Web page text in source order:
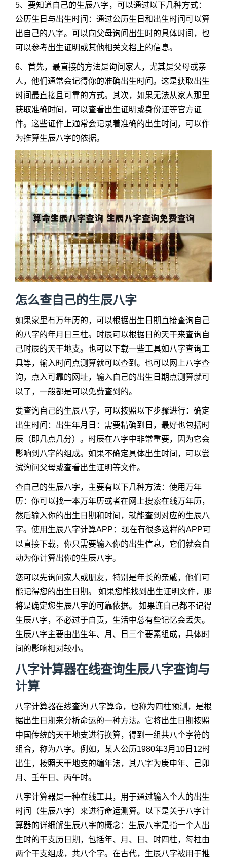
5、要知道自己的生辰八字，可以通过以下几种方式：
公历生日与出生时间：通过公历生日和出生时间可以算
出自己的八字。可以向父母询问出生时的具体时间，也
可以参考出生证明或其他相关文档上的信息。
6、首先，最直接的方法是询问家人，尤其是父母或亲
人，他们通常会记得你的准确出生时间。这是获取出生
时间最直接且可靠的方式。其次，如果无法从家人那里
获取准确时间，可以查看出生证明或身份证等官方证
件。这些证件上通常会记录着准确的出生时间，可以作
为推算生辰八字的依据。
怎么查自己的生辰八字
如果家里有万年历的，可以根据出生日期直接查询自己
的八字的年月日三柱。时辰可以根据日的天干来查询自
己时辰的天干地支。也可以下载一些工具如八字查询工
具等，输入时间点测算就可以查到。也可以网上八字查
询，点入可靠的网址，输入自己的出生日期点测算就可
以了，一般都是可以免费查到的。
要查询自己的生辰八字，可以按照以下步骤进行：确定
出生时间：出生年月日：需要精确到日，最好也包括时
辰（即几点几分）。时辰在八字中非常重要，因为它会
影响到八字的组成。如果不确定具体出生时间，可以尝
试询问父母或查看出生证明等文件。
查自己的生辰八字，主要有以下几种方法：使用万年
历：你可以找一本万年历或者在网上搜索在线万年历，
然后输入你的出生日期和时间，就能查到对应的生辰八
字。使用生辰八字计算APP：现在有很多这样的APP可
以直接下载，你只需要输入你的出生信息，它们就会自
动为你计算出你的生辰八字。
您可以先询问家人或朋友，特别是年长的亲戚，他们可
能记得您的出生日期。 如果您能找到出生证明文件，那
将是确定您生辰八字的可靠依据。 如果连自己都不记得
生辰八字，不必过于自责，生活中总有些记忆会丢失。
生辰八字主要由出生年、月、日三个要素组成，具体时
间的影响相对较小。
八字计算器在线查询生辰八字查询与
计算
八字计算器在线查询 八字算命，也称为四柱预测，是根
据出生日期来分析命运的一种方法。它将出生日期按照
中国传统的天干地支进行换算，得到一组共八个字符的
组合，称为八字。例如，某人公历1980年3月10日12时
出生，按照天干地支的编年法，其八字为庚申年、己卯
月、壬午日、丙午时。
八字计算器是一种在线工具，用于通过输入个人的出生
时间（生辰八字）来进行命运测算。以下是关于八字计
算器的详细解生辰八字的概念：生辰八字是指一个人出
生时的干支历日期，包括年、月、日、时四柱，每柱由
两个干支组成，共八个字。在古代，生辰八字被用于推